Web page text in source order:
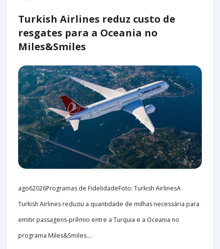
Turkish Airlines reduz custo de
resgates para a Oceania no
Miles&Smiles
ago62026Programas de FidelidadeFoto: Turkish AirlinesA
Turkish Airlines reduziu a quantidade de milhas necessária para
emitir passagens-prêmio entre a Turquia e a Oceania no
programa Miles&Smiles....